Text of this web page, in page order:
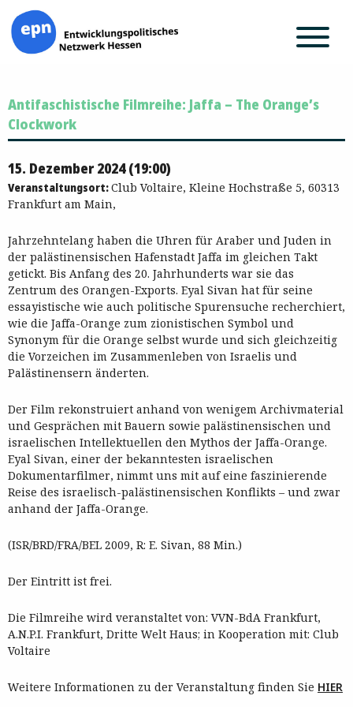
Inhalt
springen
Antifaschistische Filmreihe: Jaffa – The Orange’s
Clockwork
15. Dezember 2024 (19:00)
Veranstaltungsort:Club Voltaire, Kleine Hochstraße 5, 60313
Frankfurt am Main,
Jahrzehntelang haben die Uhren für Araber und Juden in
der palästinensischen Hafenstadt Jaffa im gleichen Takt
getickt. Bis Anfang des 20. Jahrhunderts war sie das
Zentrum des Orangen-Exports. Eyal Sivan hat für seine
essayistische wie auch politische Spurensuche recherchiert,
wie die Jaffa-Orange zum zionistischen Symbol und
Synonym für die Orange selbst wurde und sich gleichzeitig
die Vorzeichen im Zusammenleben von Israelis und
Palästinensern änderten.
Der Film rekonstruiert anhand von wenigem Archivmaterial
und Gesprächen mit Bauern sowie palästinensischen und
israelischen Intellektuellen den Mythos der Jaffa-Orange.
Eyal Sivan, einer der bekanntesten israelischen
Dokumentarfilmer, nimmt uns mit auf eine faszinierende
Reise des israelisch-palästinensischen Konflikts – und zwar
anhand der Jaffa-Orange.
(ISR/BRD/FRA/BEL 2009, R: E. Sivan, 88 Min.)
Der Eintritt ist frei.
Die Filmreihe wird veranstaltet von: VVN-BdA Frankfurt,
A.N.P.I. Frankfurt, Dritte Welt Haus; in Kooperation mit: Club
Voltaire
Weitere Informationen zu der Veranstaltung finden Sie HIER